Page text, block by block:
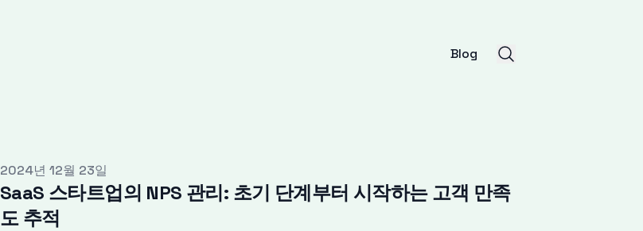
Blog
Published on
2024년 12월 23일
SaaS 스타트업의 NPS 관리: 초기 단계부터 시작하는 고객 만족
도 추적